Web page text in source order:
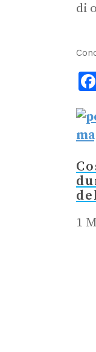
di
1